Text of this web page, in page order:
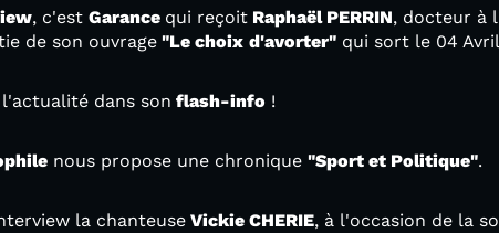
, c'est Garance qui reçoit Raphaël PERRIN, docteur à
de son ouvrage "Le choix d'avorter" qui sort le 04
dans son flash-info !
nous propose une chronique "Sport et Politique".
la chanteuse Vickie CHERIE, à l'occasion de la